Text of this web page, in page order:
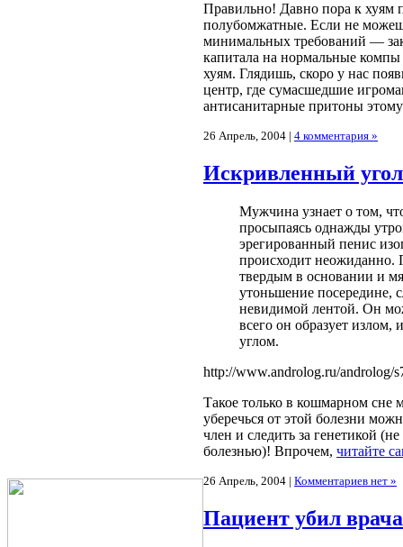
Правильно! Давно пора к хуям
полубомжатные. Если не
минимальных требований —
капитала на нормальные
хуям. Глядишь, скоро у нас
центр, где сумасшедшие
антисанитарные притоны
26 Апрель, 2004 | 4 комментария »
Искривленный
Мужчина узнает о том,
просыпаясь однажды
эрегированный пенис
происходит неожиданно.
твердым в основании и
утоньшение посередине,
невидимой лентой. Он
всего он образует
углом.
http://www.androlog.ru/androlog/
Такое только в кошмарном сне
уберечься от этой болезни
член и следить за генетикой
болезнью)! Впрочем, читайте
26 Апрель, 2004 | Комментариев нет »
Пациент убил